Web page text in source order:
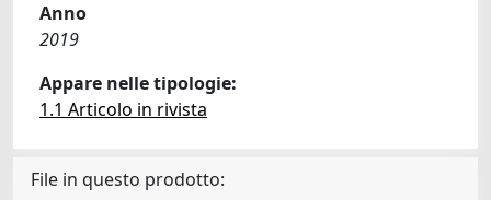
Anno
2019
Appare nelle tipologie:
1.1 Articolo in rivista
File in questo prodotto: